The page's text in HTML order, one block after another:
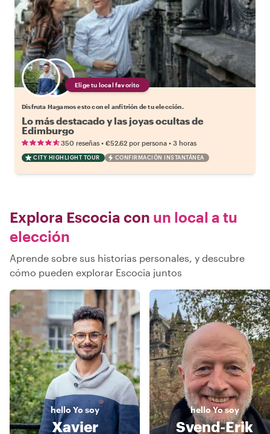
Elige tu local favorito
Disfruta Hagamos esto con el anfitrión de tu elección.
Lo más destacado y las joyas ocultas de
Edimburgo
350 reseñas • €52.62 por persona • 3 horas
CITY HIGHLIGHT TOUR CONFIRMACIÓN INSTANTÁNEA
Explora Escocia con un local a tu
elección
Aprende sobre sus historias personales, y descubre
cómo pueden explorar Escocia juntos
hello Yo soy
Xavier
helloYo soy
Svend-Erik